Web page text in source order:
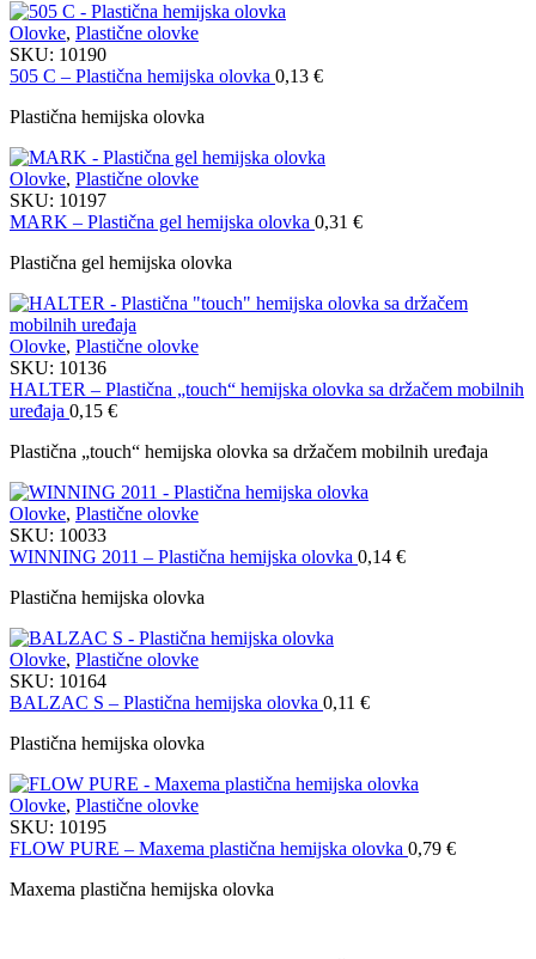
Olovke, Plastične olovke
SKU: 10190
505 C – Plastična hemijska olovka 0,13 €
Plastična hemijska olovka
Olovke, Plastične olovke
SKU: 10197
MARK – Plastična gel hemijska olovka 0,31 €
Plastična gel hemijska olovka
Olovke, Plastične olovke
SKU: 10136
HALTER – Plastična „touch“ hemijska olovka sa držačem mobilnih
uređaja 0,15 €
Plastična „touch“ hemijska olovka sa držačem mobilnih uređaja
Olovke, Plastične olovke
SKU: 10033
WINNING 2011 – Plastična hemijska olovka 0,14 €
Plastična hemijska olovka
Olovke, Plastične olovke
SKU: 10164
BALZAC S – Plastična hemijska olovka 0,11 €
Plastična hemijska olovka
Olovke, Plastične olovke
SKU: 10195
FLOW PURE – Maxema plastična hemijska olovka 0,79 €
Maxema plastična hemijska olovka